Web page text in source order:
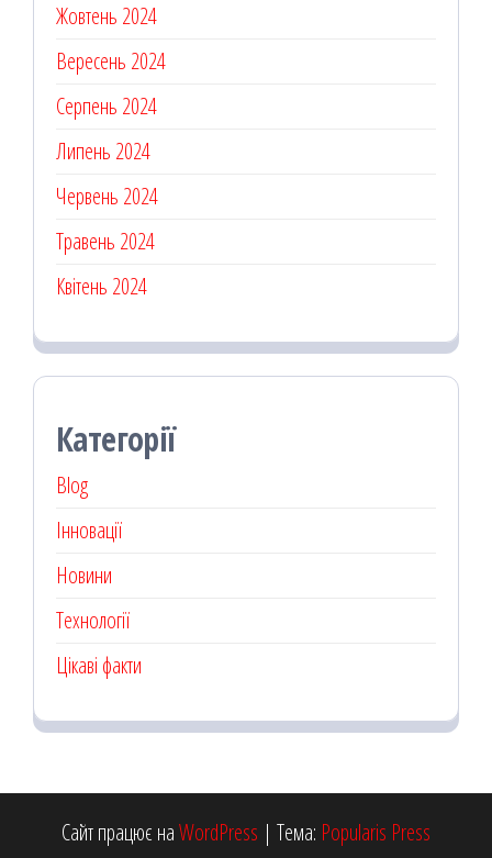
Жовтень 2024
Вересень 2024
Серпень 2024
Липень 2024
Червень 2024
Травень 2024
Квітень 2024
Категорії
Blog
Інновації
Новини
Технології
Цікаві факти
Сайт працює наWordPress | Тема: Popularis Press